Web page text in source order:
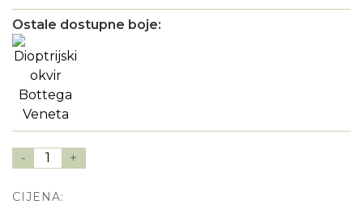
Ostale dostupne boje:
- 1 +
CIJENA: